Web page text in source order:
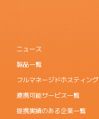
ニュース
製品一覧
フルマネージドホスティング
連携可能サービス一覧
提携実績のある企業一覧